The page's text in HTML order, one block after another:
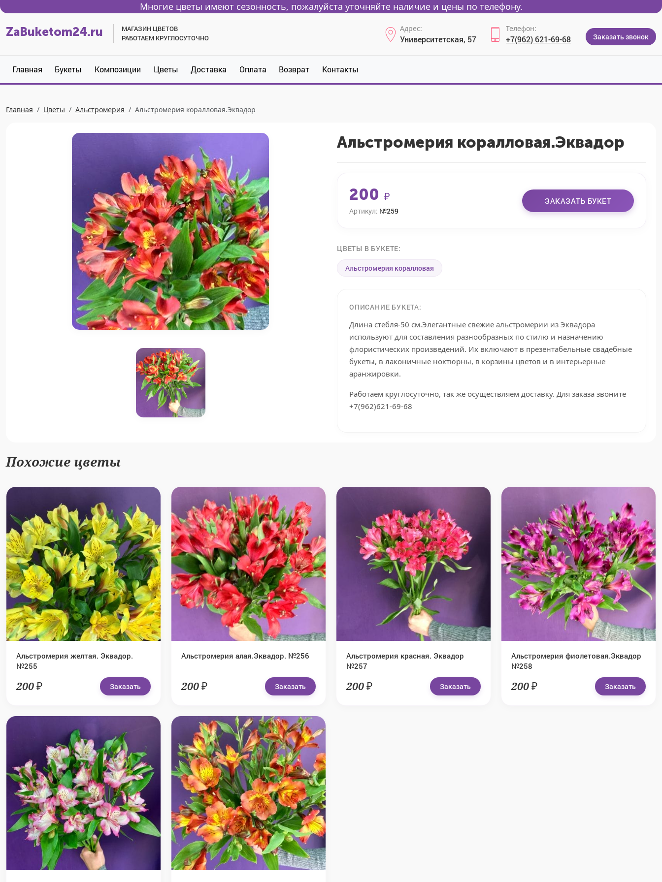
Многие цветы имеют сезонность, пожалуйста уточняйте наличие и цены по телефону.
ZaBuketom24.ru
МАГАЗИН ЦВЕТОВ
РАБОТАЕМ КРУГЛОСУТОЧНО
Адрес:
Университетская, 57
Телефон:
+7(962) 621-69-68 Заказать звонок
Главная Букеты Композиции Цветы Доставка Оплата Возврат Контакты
Главная Цветы Альстромерия Альстромерия коралловая.Эквадор
Альстромерия коралловая.Эквадор
200 ₽
Артикул: №259
ЗАКАЗАТЬ БУКЕТ
ЦВЕТЫ В БУКЕТЕ:
Альстромерия коралловая
ОПИСАНИЕ БУКЕТА:
Длина стебля-50 см.Элегантные свежие альстромерии из Эквадора
используют для составления разнообразных по стилю и назначению
флористических произведений. Их включают в презентабельные свадебные
букеты, в лаконичные ноктюрны, в корзины цветов и в интерьерные
аранжировки.
Работаем круглосуточно, так же осуществляем доставку. Для заказа звоните
+7(962)621-69-68
Похожие цветы
Альстромерия желтая. Эквадор.
№255
200 ₽ Заказать
Альстромерия алая.Эквадор. №256
200 ₽ Заказать
Альстромерия красная. Эквадор
№257
200 ₽ Заказать
Альстромерия фиолетовая.Эквадор
№258
200 ₽ Заказать